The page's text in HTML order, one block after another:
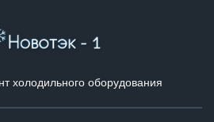
холодильного оборудования